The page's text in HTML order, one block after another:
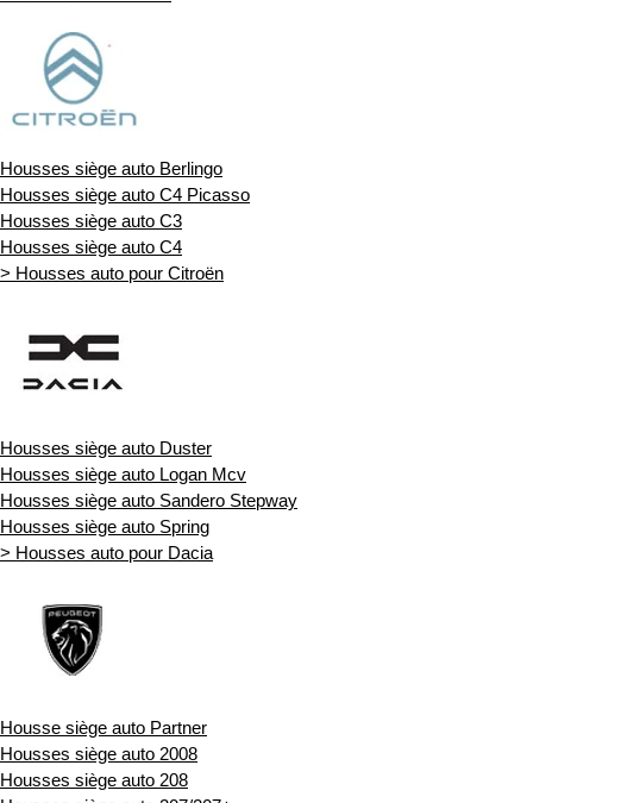
Housses siège auto Berlingo
Housses siège auto C4 Picasso
Housses siège auto C3
Housses siège auto C4
> Housses auto pour Citroën
Housses siège auto Duster
Housses siège auto Logan Mcv
Housses siège auto Sandero Stepway
Housses siège auto Spring
> Housses auto pour Dacia
Housse siège auto Partner
Housses siège auto 2008
Housses siège auto 208